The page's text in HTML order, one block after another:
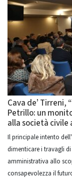
Cava de’
Petrillo: un
alla società
Il principale intento
dimenticare i travagli
amministrativa allo
consapevolezza il